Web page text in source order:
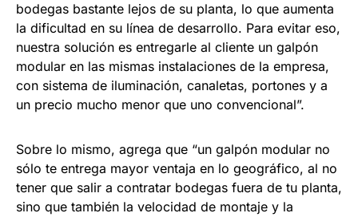
bodegas bastante lejos de su planta, lo que aumenta
la dificultad en su línea de desarrollo. Para evitar eso,
nuestra solución es entregarle al cliente un galpón
modular en las mismas instalaciones de la empresa,
con sistema de iluminación, canaletas, portones y a
un precio mucho menor que uno convencional”.
Sobre lo mismo, agrega que “un galpón modular no
sólo te entrega mayor ventaja en lo geográfico, al no
tener que salir a contratar bodegas fuera de tu planta,
sino que también la velocidad de montaje y la